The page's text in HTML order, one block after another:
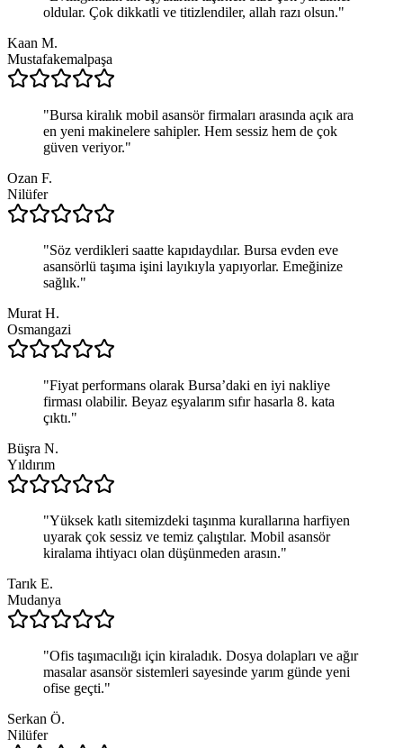
oldular. Çok dikkatli ve titizlendiler, allah razı olsun."
Kaan M.
Mustafakemalpaşa
"Bursa kiralık mobil asansör firmaları arasında açık ara
en yeni makinelere sahipler. Hem sessiz hem de çok
güven veriyor."
Ozan F.
Nilüfer
"Söz verdikleri saatte kapıdaydılar. Bursa evden eve
asansörlü taşıma işini layıkıyla yapıyorlar. Emeğinize
sağlık."
Murat H.
Osmangazi
"Fiyat performans olarak Bursa’daki en iyi nakliye
firması olabilir. Beyaz eşyalarım sıfır hasarla 8. kata
çıktı."
Büşra N.
Yıldırım
"Yüksek katlı sitemizdeki taşınma kurallarına harfiyen
uyarak çok sessiz ve temiz çalıştılar. Mobil asansör
kiralama ihtiyacı olan düşünmeden arasın."
Tarık E.
Mudanya
"Ofis taşımacılığı için kiraladık. Dosya dolapları ve ağır
masalar asansör sistemleri sayesinde yarım günde yeni
ofise geçti."
Serkan Ö.
Nilüfer